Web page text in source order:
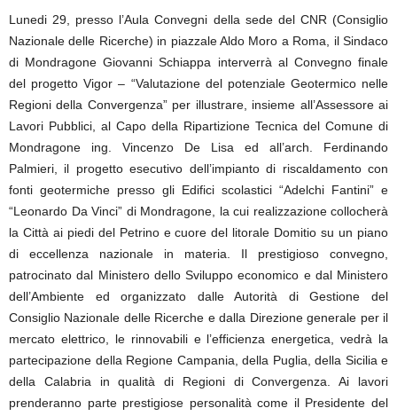
Lunedi 29, presso l’Aula Convegni della sede del CNR (Consiglio
Nazionale delle Ricerche) in piazzale Aldo Moro a Roma, il Sindaco
di Mondragone Giovanni Schiappa interverrà al Convegno finale
del progetto Vigor – “Valutazione del potenziale Geotermico nelle
Regioni della Convergenza” per illustrare, insieme all’Assessore ai
Lavori Pubblici, al Capo della Ripartizione Tecnica del Comune di
Mondragone ing. Vincenzo De Lisa ed all’arch. Ferdinando
Palmieri, il progetto esecutivo dell’impianto di riscaldamento con
fonti geotermiche presso gli Edifici scolastici “Adelchi Fantini” e
“Leonardo Da Vinci” di Mondragone, la cui realizzazione collocherà
la Città ai piedi del Petrino e cuore del litorale Domitio su un piano
di eccellenza nazionale in materia. Il prestigioso convegno,
patrocinato dal Ministero dello Sviluppo economico e dal Ministero
dell’Ambiente ed organizzato dalle Autorità di Gestione del
Consiglio Nazionale delle Ricerche e dalla Direzione generale per il
mercato elettrico, le rinnovabili e l’efficienza energetica, vedrà la
partecipazione della Regione Campania, della Puglia, della Sicilia e
della Calabria in qualità di Regioni di Convergenza. Ai lavori
prenderanno parte prestigiose personalità come il Presidente del